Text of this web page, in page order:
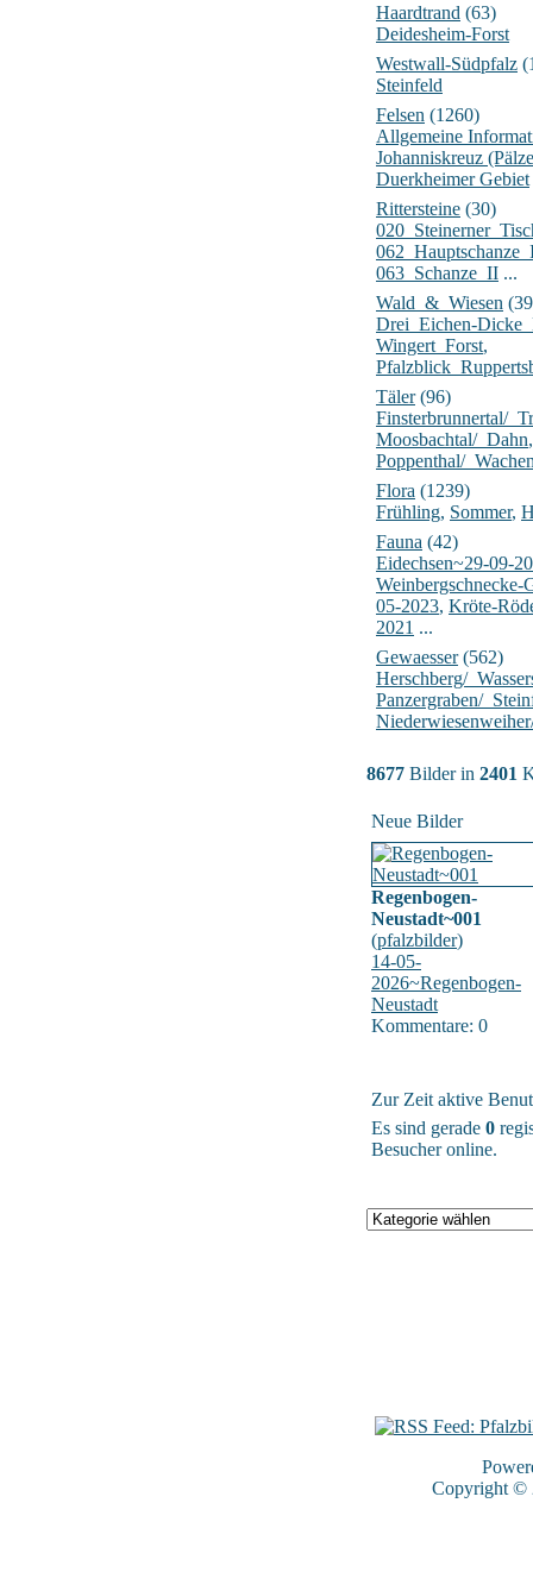
Haardtrand (63)
Deidesheim-Forst
Westwall-Südpfalz
Steinfeld
Felsen (1260)
Allgemeine
Johanniskreuz
Duerkheimer Gebiet
Rittersteine (30)
063_Schanze_II ...
Wald_&_Wiesen
Drei_Eichen-
Wingert_Forst,
Täler(96)
Finsterbrunnertal/
Moosbachtal/_Dahn,
Poppenthal/
Flora (1239)
Frühling, Sommer,
Fauna (42)
Eidechsen~29-09-
Weinbergschnecke-
05-2023, Kröte-
2021 ...
Gewaesser(562)
Herschberg/
Panzergraben/
8677 Bilder in 2401
Neue Bilder
Regenbogen-
Neustadt~001
(pfalzbilder)
14-05-
2026~Regenbogen-
Neustadt
Kommentare: 0
Zur Zeit aktive
Es sind gerade 0
Besucher online.
Copyright ©